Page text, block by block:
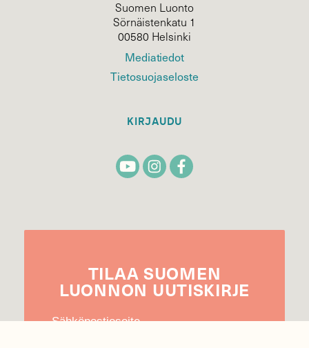
Suomen Luonto
Sörnäistenkatu 1
00580 Helsinki
Mediatiedot
Tietosuojaseloste
KIRJAUDU
TILAA SUOMEN
LUONNON UUTIS­KIRJE
Sähköpostiosoite